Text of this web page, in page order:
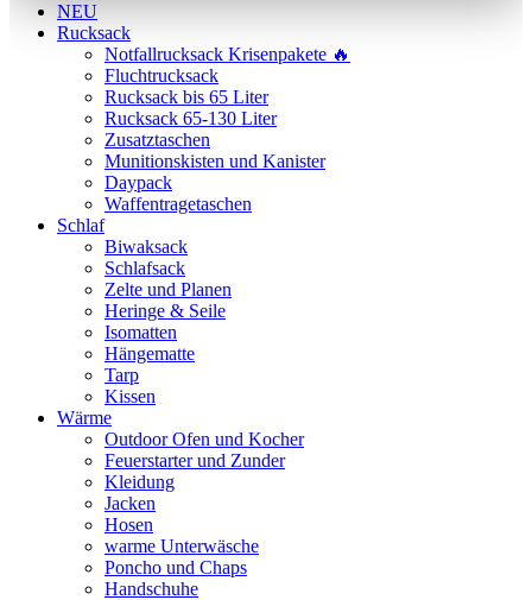
NEU
Rucksack
Notfallrucksack Krisenpakete 🔥
Fluchtrucksack
Rucksack bis 65 Liter
Rucksack 65-130 Liter
Zusatztaschen
Munitionskisten und Kanister
Daypack
Waffentragetaschen
Schlaf
Biwaksack
Schlafsack
Zelte und Planen
Heringe & Seile
Isomatten
Hängematte
Tarp
Kissen
Wärme
Outdoor Ofen und Kocher
Feuerstarter und Zunder
Kleidung
Jacken
Hosen
warme Unterwäsche
Poncho und Chaps
Handschuhe